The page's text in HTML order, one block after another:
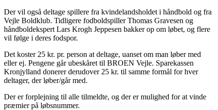
Der vil også deltage spillere fra kvindelandsholdet i håndbold og fra
Vejle Boldklub. Tidligere fodboldspiller Thomas Gravesen og
håndboldekspert Lars Krogh Jeppesen bakker op om løbet, og flere
vil følge i deres fodspor.
Det koster 25 kr. pr. person at deltage, uanset om man løber med
eller ej. Pengene går ubeskåret til BROEN Vejle. Sparekassen
Kronjylland donerer derudover 25 kr. til samme formål for hver
deltager, der løber/går med.
Der er forplejning til alle tilmeldte, og der er mulighed for at vinde
præmier på løbsnummer.